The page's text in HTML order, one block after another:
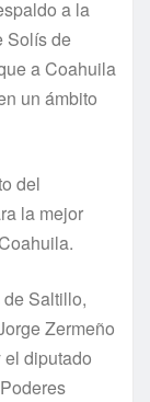
a la
Solís de
a Coahuila
un ámbito
del
la mejor
Saltillo,
Zermeño
el diputado